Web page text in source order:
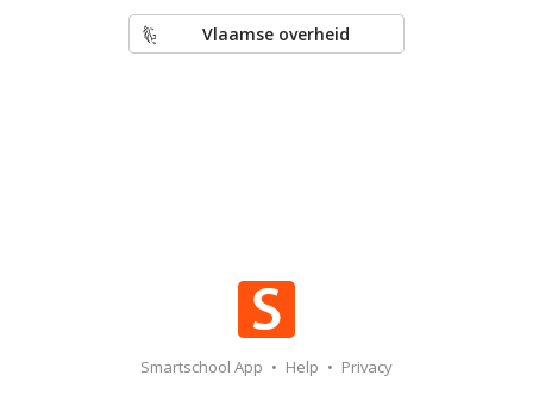
Vlaamse overheid
Smartschool App • Help • Privacy